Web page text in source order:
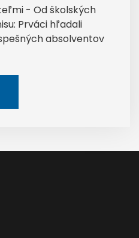
- Od školských
Prváci hľadali
absolventov